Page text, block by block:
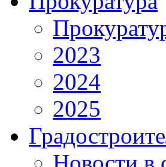
2023
2024
2025